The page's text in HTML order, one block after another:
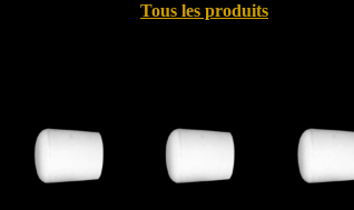
Tous les produits